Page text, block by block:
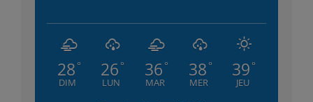
28 °
DIM
26 °
LUN
36 °
MAR
38 °
MER
39 °
JEU